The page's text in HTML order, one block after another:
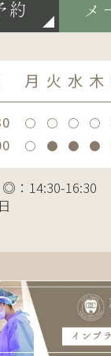
約 メ
月 火 水 木
〇 〇 〇 〇
〇 ● ● ●
：14:30-16:30